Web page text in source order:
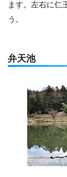
ます。左右に仁
う。
弁天池